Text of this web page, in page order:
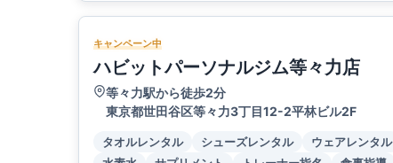
キャンペーン中
ハビットパーソナルジム等々力店
等々力駅から徒歩2分
東京都世田谷区等々力3丁目12-2平林ビル2F
タオルレンタル シューズレンタル ウェアレンタル